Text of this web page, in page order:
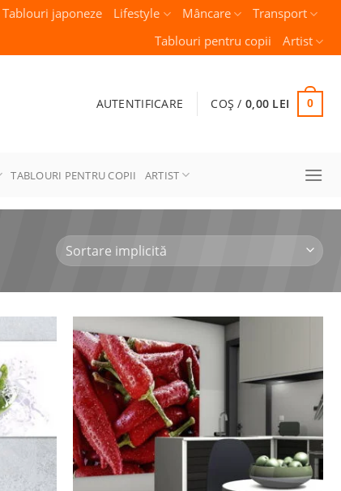
Tablouri japoneze Lifestyle Mâncare
Transport
Tablouri pentru copii
Artist
AUTENTIFICARE COȘ / 0,00 LEI 0
TABLOURI PENTRU COPII ARTIST
Adaugă
la
favorite
Adaugă